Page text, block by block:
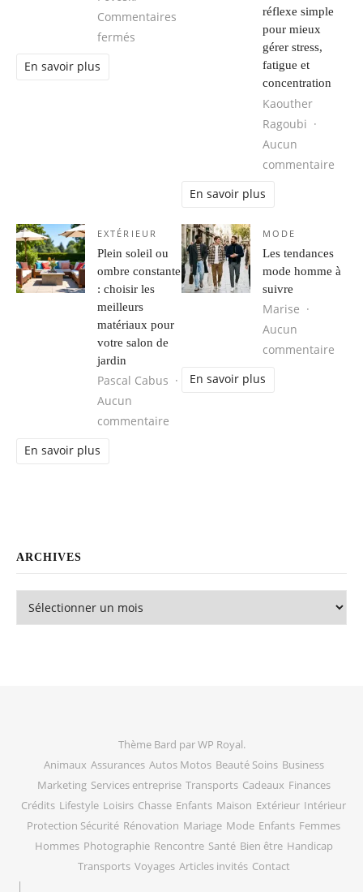
Commentaires
fermés sur Rénovation piscine carrelée :
En savoir plus
réflexe simple
pour mieux
gérer stress,
fatigue et
concentration
Kaouther
Ragoubi
Aucun
commentaire
En savoir plus
EXTÉRIEUR
Plein soleil ou
ombre constante
: choisir les
meilleurs
matériaux pour
votre salon de
jardin
Pascal Cabus
Aucun
commentaire
En savoir plus
MODE
Les tendances
mode homme à
suivre
Marise
Aucun
commentaire
En savoir plus
ARCHIVES
Archives
Thème Bard parWP Royal.
Animaux Assurances Autos Motos Beauté Soins Business
Marketing Services entreprise Transports Cadeaux Finances
Crédits Lifestyle Loisirs Chasse Enfants Maison Extérieur Intérieur
Protection Sécurité Rénovation Mariage Mode Enfants Femmes
Hommes Photographie Rencontre Santé Bien être Handicap
Transports Voyages Articles invités Contact